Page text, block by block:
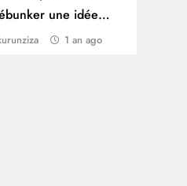
une idée
femmes puissantes
1 an ago